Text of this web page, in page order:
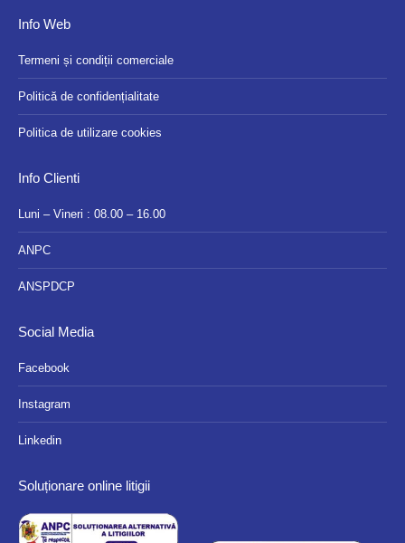
Info Web
Termeni și condiții comerciale
Politică de confidențialitate
Politica de utilizare cookies
Info Clienti
Luni – Vineri : 08.00 – 16.00
ANPC
ANSPDCP
Social Media
Facebook
Instagram
Linkedin
Soluționare online litigii